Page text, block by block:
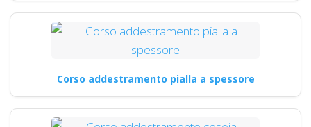
Corso addestramento pialla a spessore